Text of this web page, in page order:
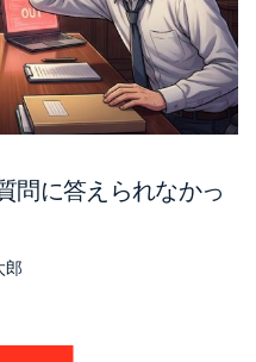
問に答えられなかっ
郎